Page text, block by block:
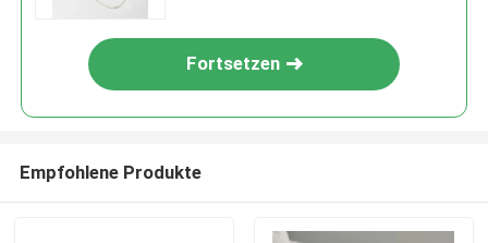
Fortsetzen
Empfohlene Produkte